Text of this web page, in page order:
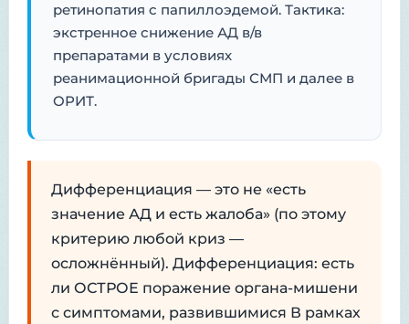
ретинопатия с папиллоэдемой. Тактика:
экстренное снижение АД в/в
препаратами в условиях
реанимационной бригады СМП и далее в
ОРИТ.
Дифференциация — это не «есть
значение АД и есть жалоба» (по этому
критерию любой криз —
осложнённый). Дифференциация: есть
ли ОСТРОЕ поражение органа-мишени
с симптомами, развившимися В рамках